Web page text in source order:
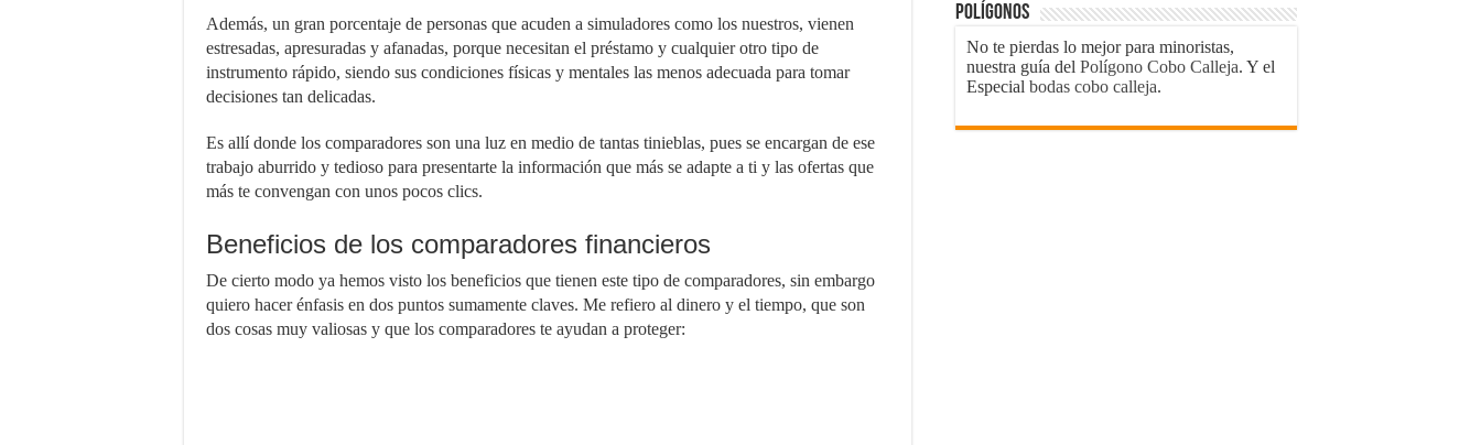
Además, un gran porcentaje de personas que acuden a simuladores como los nuestros, vienen
estresadas, apresuradas y afanadas, porque necesitan el préstamo y cualquier otro tipo de
instrumento rápido, siendo sus condiciones físicas y mentales las menos adecuada para tomar
decisiones tan delicadas.
Es allí donde los comparadores son una luz en medio de tantas tinieblas, pues se encargan de ese
trabajo aburrido y tedioso para presentarte la información que más se adapte a ti y las ofertas que
más te convengan con unos pocos clics.
Beneficios de los comparadores financieros
De cierto modo ya hemos visto los beneficios que tienen este tipo de comparadores, sin embargo
quiero hacer énfasis en dos puntos sumamente claves. Me refiero al dinero y el tiempo, que son
dos cosas muy valiosas y que los comparadores te ayudan a proteger:
Polígonos
No te pierdas lo mejor para minoristas,
nuestra guía del Polígono Cobo Calleja. Y el
Especial bodas cobo calleja.